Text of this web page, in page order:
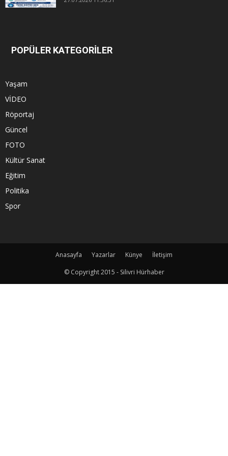
POPÜLER KATEGORİLER
Yaşam
VİDEO
Röportaj
Güncel
FOTO
Kültür Sanat
Eğitim
Politika
Spor
Anasayfa Yazarlar Künye
İletişim
© Copyright 2015 - Silivri Hürhaber